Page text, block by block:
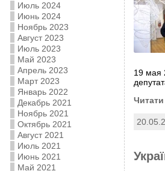
Июль 2024
Июнь 2024
Ноябрь 2023
Август 2023
Июль 2023
Май 2023
Апрель 2023
Март 2023
Январь 2022
Декабрь 2021
Ноябрь 2021
Октябрь 2021
Август 2021
Июль 2021
Июнь 2021
Май 2021
19 мая